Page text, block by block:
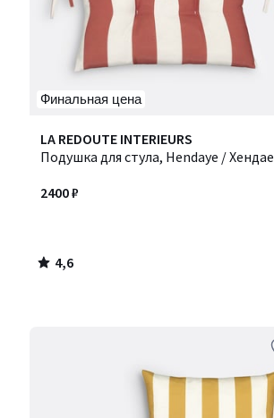
Финальная цена
LA REDOUTE INTERIEURS
Подушка для стула, Hendaye / Хендае
2400 ₽
4,6
/ 5
4,6
/